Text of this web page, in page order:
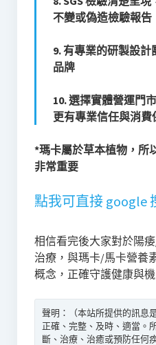
不變或偽造檢驗報告
9. 有專業的研製設
品牌
10. 選擇實體營運門
更有專業信任與消費
*瑪卡屬於草本植物，所
非常重要
點我可直接 google
相信看完後大家對於陽
治療，與瑪卡/馬卡營養
概念，正確守護健康與
聲明：（本站所提供的訊息
正確、完整、及時、適當。
斷、治療、治癒或預防任何